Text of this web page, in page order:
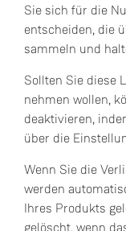
Sie sich für die
entscheiden, die
sammeln und
Sollten Sie diese
nehmen wollen,
deaktivieren,
über die
Wenn Sie die
werden
Ihres Produkts
gelöscht, wenn